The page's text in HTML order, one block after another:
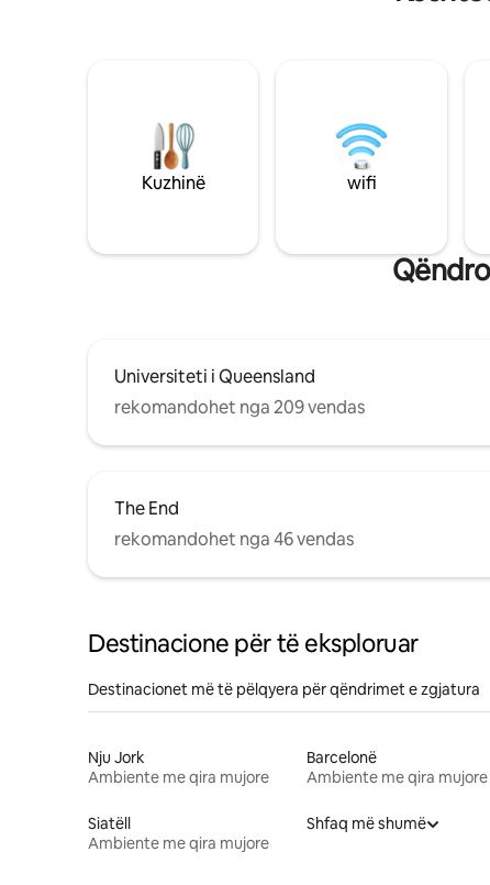
Kuzhinë wifi
Universiteti i Queensland
rekomandohet nga 209 vendas
The End
rekomandohet nga 46 vendas
Destinacione për të eksploruar
Destinacionet më të pëlqyera për qëndrimet e zgjatura
Nju Jork
Ambiente me qira mujore
Barcelonë
Ambiente me qira mujore
Siatëll
Ambiente me qira mujore
Shfaq më shumë